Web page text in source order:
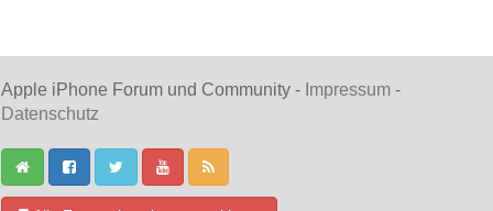
Apple iPhone Forum und Community - Impressum -
Datenschutz